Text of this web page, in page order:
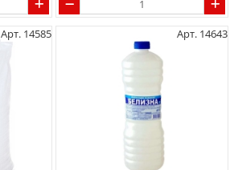
Арт. 14585 Арт. 14643